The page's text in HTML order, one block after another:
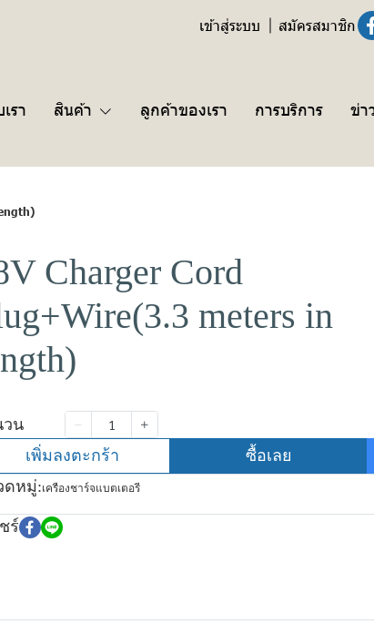
เข้าสู่ระบบ สมัครสมาชิก
รา สินค้า ลูกค้าของเรา การบริการ ข่า
Charger Cord
meters in
วน
เพิ่มลงตะกร้า
ซื้อเลย
ดหมู่:เครืองชาร์จแบตเตอรี
ร์